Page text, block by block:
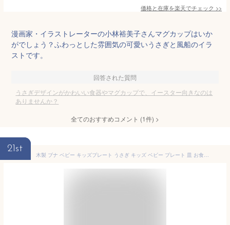
価格と在庫を楽天でチェック >>
漫画家・イラストレーターの小林裕美子さんマグカップはいか
がでしょう？ふわっとした雰囲気の可愛いうさぎと風船のイラ
ストです。
回答された質問
うさぎデザインがかわいい食器やマグカップで、イースター向きなのは
ありませんか？
全てのおすすめコメント (1件) >
21st
木製 ブナ ベビー キッズプレート うさぎ キッズ ベビー プレート 皿 お食い初め 離乳食 出産祝 子供 こども ギフト プレゼント 贈り物 1歳 2歳 3歳